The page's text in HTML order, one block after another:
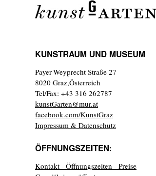
KUNSTRAUM UND MUSEUM
Payer-Weyprecht Straße 27
8020 Graz,Österreich
Tel/Fax: +43 316 262787
kunstGarten@mur.at
facebook.com/KunstGraz
Impressum & Datenschutz
ÖFFNUNGSZEITEN:
Kontakt - Öffnungszeiten - Preise